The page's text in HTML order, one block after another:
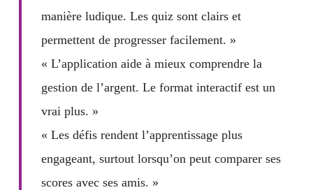
manière ludique. Les quiz sont clairs et
permettent de progresser facilement. »
« L’application aide à mieux comprendre la
gestion de l’argent. Le format interactif est un
vrai plus. »
« Les défis rendent l’apprentissage plus
engageant, surtout lorsqu’on peut comparer ses
scores avec ses amis. »